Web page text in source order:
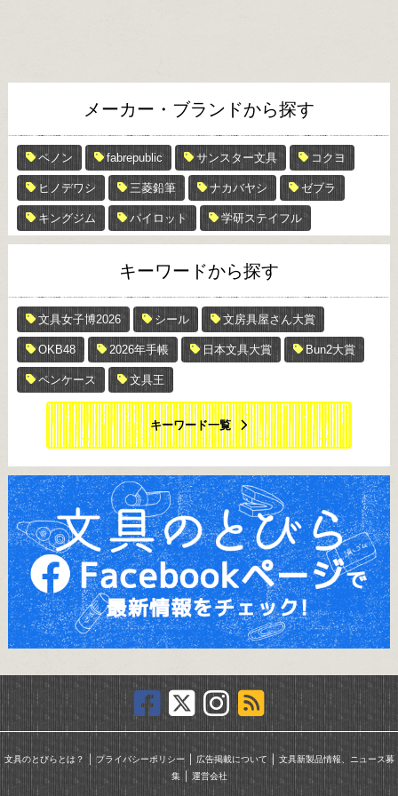
メーカー・ブランドから探す
ペノン fabrepublic サンスター文具 コクヨ
ヒノデワシ 三菱鉛筆 ナカバヤシ ゼブラ
キングジム パイロット 学研ステイフル
キーワードから探す
文具女子博2026 シール 文房具屋さん大賞
OKB48 2026年手帳 日本文具大賞 Bun2大賞
ペンケース 文具王
キーワード一覧
文具のとびらとは？ ｜ プライバシーポリシー｜ 広告掲載について ｜ 文具新製品情報、ニュース募
集｜ 運営会社